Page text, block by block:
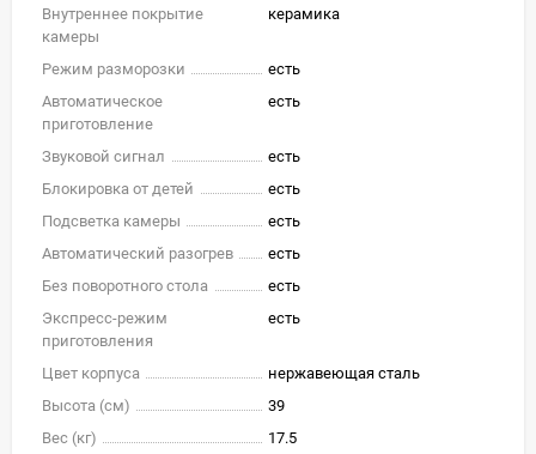
Внутреннее покрытие
камеры
керамика
Режим разморозки
есть
Автоматическое
приготовление
есть
Звуковой сигнал
есть
Блокировка от детей
есть
Подсветка камеры
есть
Автоматический разогрев
есть
Без поворотного стола
есть
Экспресс-режим
приготовления
есть
Цвет корпуса
нержавеющая сталь
Высота (см)
39
Вес (кг)
17.5